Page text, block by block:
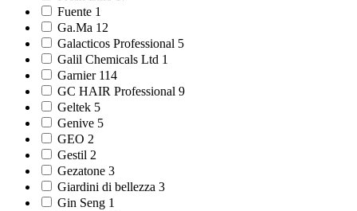
Fuente 1
Ga.Ma 12
Galacticos Professional 5
Galil Chemicals Ltd 1
Garnier 114
GC HAIR Professional 9
Geltek 5
Genive 5
GEO 2
Gestil 2
Gezatone 3
Giardini di bellezza 3
Gin Seng 1